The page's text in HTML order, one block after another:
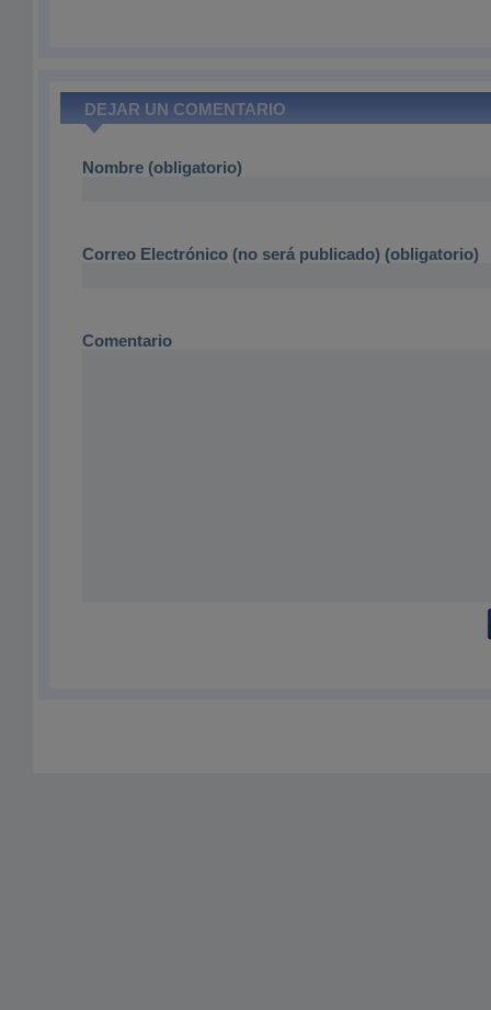
DEJAR UN COMENTARIO
Nombre (obligatorio)
Correo Electrónico (no será publicado) (obligatorio)
Comentario